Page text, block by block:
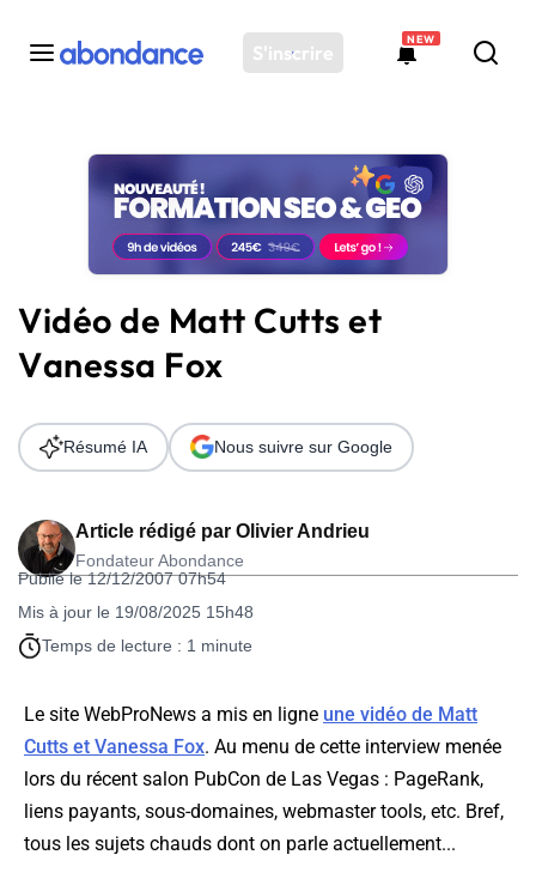
S'inscrire
NEW
Toutes les actus
Actus SEO
Plateforme
Solutions
Ressources
Audit SEO
Vidéo de Matt Cutts et
Vanessa Fox
Article rédigé par Olivier Andrieu
Fondateur Abondance
Publié le 12/12/2007 07h54
Mis à jour le 19/08/2025 15h48
Temps de lecture : 1 minute
Résumé IA Nous suivre sur Google
Le site WebProNews a mis en ligne une vidéo de Matt
Cutts et Vanessa Fox. Au menu de cette interview menée
lors du récent salon PubCon de Las Vegas : PageRank,
liens payants, sous-domaines, webmaster tools, etc. Bref,
tous les sujets chauds dont on parle actuellement...